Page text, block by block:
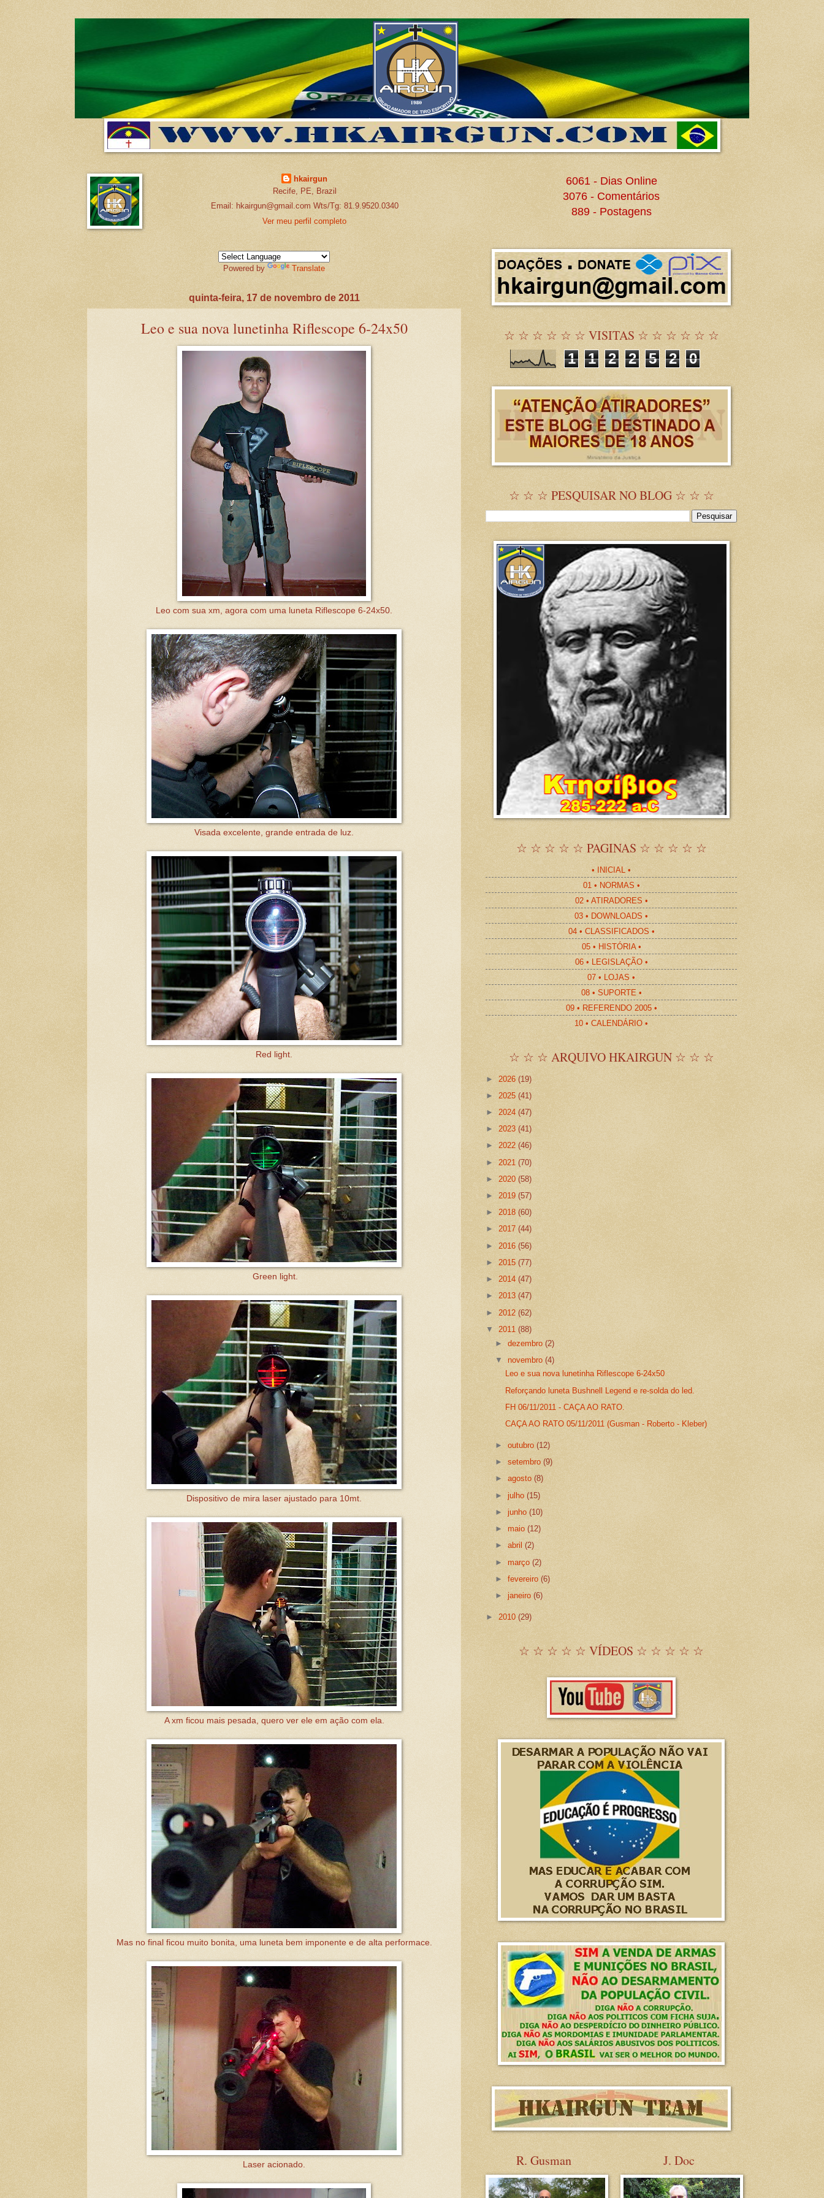
hkairgun
Recife, PE, Brazil
Email: hkairgun@gmail.com Wts/Tg: 81.9.9520.0340
Ver meu perfil completo
Powered by Translate
quinta-feira, 17 de novembro de 2011
Leo e sua nova lunetinha Riflescope 6-24x50
Leo com sua xm, agora com uma luneta Riflescope 6-24x50.
Visada excelente, grande entrada de luz.
Red light.
Green light.
Dispositivo de mira laser ajustado para 10mt.
A xm ficou mais pesada, quero ver ele em ação com ela.
Mas no final ficou muito bonita, uma luneta bem imponente e de alta performace.
Laser acionado.
6061 - Dias Online
3076 - Comentários
889 - Postagens
☆ ☆ ☆ ☆ ☆ ☆ VISITAS ☆ ☆ ☆ ☆ ☆ ☆
1
1 2 2 5 2 0
☆ ☆ ☆ PESQUISAR NO BLOG ☆ ☆ ☆
☆ ☆ ☆ ☆ ☆ PAGINAS ☆ ☆ ☆ ☆ ☆
• INICIAL •
01 • NORMAS •
02 • ATIRADORES •
03 • DOWNLOADS •
04 • CLASSIFICADOS •
05 • HISTÓRIA •
06 • LEGISLAÇÃO •
07 • LOJAS •
08 • SUPORTE •
09 • REFERENDO 2005 •
10 • CALENDÁRIO •
☆ ☆ ☆ ARQUIVO HKAIRGUN ☆ ☆ ☆
► 2026 (19)
► 2025 (41)
► 2024 (47)
► 2023 (41)
► 2022 (46)
► 2021 (70)
► 2020 (58)
► 2019 (57)
► 2018 (60)
► 2017 (44)
► 2016 (56)
► 2015 (77)
► 2014 (47)
► 2013 (47)
► 2012 (62)
▼ 2011 (88)
►dezembro(2)
▼novembro(4)
Leo e sua nova lunetinha Riflescope 6-24x50
Reforçando luneta Bushnell Legend e re-solda do led.
FH 06/11/2011 - CAÇA AO RATO.
CAÇA AO RATO 05/11/2011 (Gusman - Roberto - Kleber)
►outubro(12)
►setembro(9)
►agosto(8)
►julho(15)
►junho(10)
► maio(12)
►abril(2)
►março (2)
►fevereiro(6)
►janeiro(6)
► 2010 (29)
☆ ☆ ☆ ☆ ☆ VÍDEOS ☆ ☆ ☆ ☆ ☆
R. Gusman J. Doc